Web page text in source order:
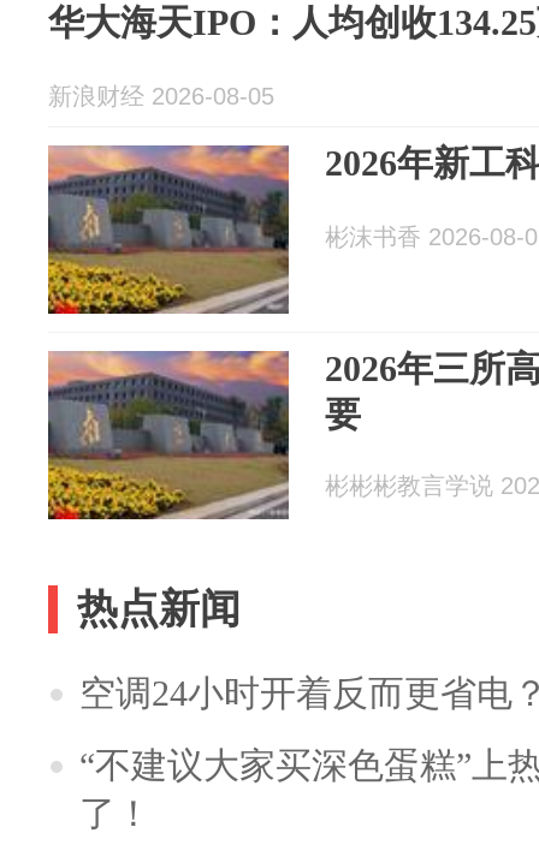
华大海天IPO：人均创收
新浪财经 2026-08-05
2026年新工
彬沫书香 2026-08-
2026年三所
要
彬彬彬教言学说
热点新闻
空调24小时开着反而更省电
“不建议大家买深色蛋糕”上
了！